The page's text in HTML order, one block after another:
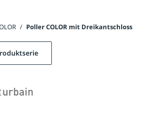
/ Poller COLOR mit Dreikantschloss